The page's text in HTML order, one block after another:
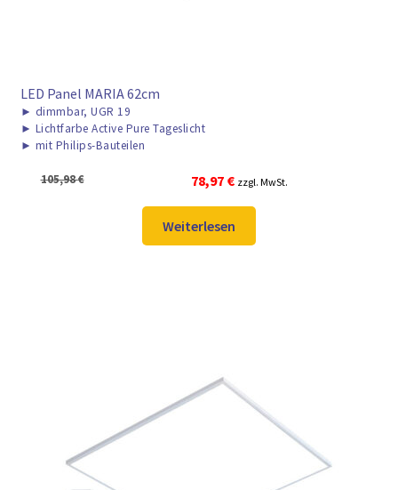
LED Panel MARIA 62cm
► dimmbar, UGR 19
► Lichtfarbe Active Pure Tageslicht
► mit Philips-Bauteilen
105,98€
Ursprünglicher
war:
105,98 €
78,97 €Aktueller
ist:
78,97 €.
zzgl. MwSt.
Weiterlesen